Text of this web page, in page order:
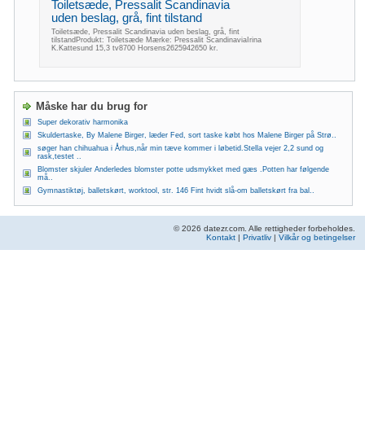
Toiletsæde, Pressalit Scandinavia
uden beslag, grå, fint tilstand
Toiletsæde, Pressalit Scandinavia uden beslag, grå, fint
tilstandProdukt: Toiletsæde Mærke: Pressalit ScandinaviaIrina
K.Kattesund 15,3 tv8700 Horsens2625942650 kr.
Måske har du brug for
Super dekorativ harmonika
Skuldertaske, By Malene Birger, læder Fed, sort taske købt hos Malene Birger på Strø..
søger han chihuahua i Århus,når min tæve kommer i løbetid.Stella vejer 2,2 sund og
rask,testet ..
Blomster skjuler Anderledes blomster potte udsmykket med gæs .Potten har følgende
må..
Gymnastiktøj, balletskørt, worktool, str. 146 Fint hvidt slå-om balletskørt fra bal..
© 2026 datezr.com. Alle rettigheder forbeholdes.
Kontakt | Privatliv | Vilkår og betingelser